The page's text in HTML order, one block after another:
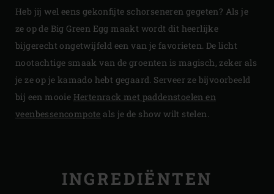
Heb jij wel eens gekonfijte schorseneren gegeten? Als je
ze op de Big Green Egg maakt wordt dit heerlijke
bijgerecht ongetwijfeld een van je favorieten. De licht
nootachtige smaak van de groenten is magisch, zeker als
je ze op je kamado hebt gegaard. Serveer ze bijvoorbeeld
bij een mooie Hertenrack met paddenstoelen en
veenbessencompote als je de show wilt stelen.
INGREDIËNTEN